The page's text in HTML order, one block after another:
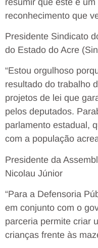
reconhecimento que
Presidente Sindicato
do Estado do Acre
“Estou orgulhoso
resultado do trabalho
projetos de lei que
pelos deputados.
parlamento estadual,
com a população
Presidente da
Nicolau Júnior
“Para a Defensoria
em conjunto com o
parceria permite criar
crianças frente às